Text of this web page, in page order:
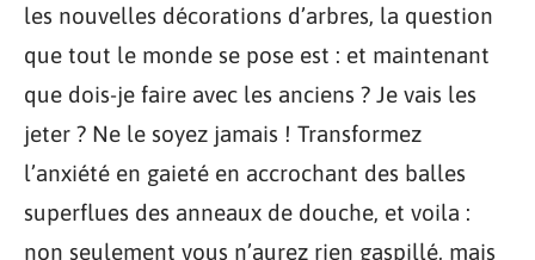
les nouvelles décorations d’arbres, la question
que tout le monde se pose est : et maintenant
que dois-je faire avec les anciens ? Je vais les
jeter ? Ne le soyez jamais ! Transformez
l’anxiété en gaieté en accrochant des balles
superflues des anneaux de douche, et voila :
non seulement vous n’aurez rien gaspillé, mais